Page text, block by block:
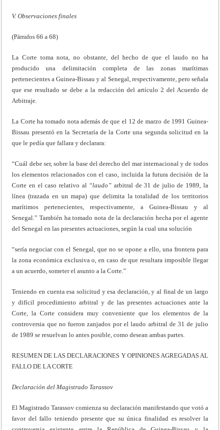
V. Observaciones finales
(Párrafos 66 a 68)
La Corte toma nota, no obstante, del hecho de que el laudo no ha
producido una delimitación completa de las zonas marítimas
pertenecientes a Guinea-Bissau y al Senegal, respectivamente, pero señala
que ese resultado se debe a la redacción del artículo 2 del Acuerdo de
Arbitraje.
La Corte ha tomado nota además de que el 12 de marzo de 1991 Guinea-
Bissau presentó en la Secretaría de la Corte una segunda solicitud en la
que le pedía que fallara y declarara:
“Cuál debe ser, sobre la base del derecho del mar internacional y de todos
los elementos relacionados con el caso, incluida la futura decisión de la
Corte en el caso relativo al “laudo” arbitral de 31 de julio de 1989, la
línea (trazada en un mapa) que delimita la totalidad de los territorios
marítimos pertenecientes, respectivamente, a Guinea-Bissau y al
Senegal.” También ha tomado nota de la declaración hecha por el agente
del Senegal en las presentes actuaciones, según la cual una solución
“sería negociar con el Senegal, que no se opone a ello, una frontera para
la zona económica exclusiva o, en caso de que resultara imposible llegar
a un acuerdo, someter el asunto a la Corte.”
Teniendo en cuenta esa solicitud y esa declaración, y al final de un largo
y difícil procedimiento arbitral y de las presentes actuaciones ante la
Corte, la Corte considera muy conveniente que los elementos de la
controversia que no fueron zanjados por el laudo arbitral de 31 de julio
de 1989 se resuelvan lo antes posible, como desean ambas partes.
RESUMEN DE LAS DECLARACIONES Y OPINIONES AGREGADAS AL
FALLO DE LA CORTE
Declaración del Magistrado Tarassov
El Magistrado Tarassov comienza su declaración manifestando que votó a
favor del fallo teniendo presente que su única finalidad es resolver la